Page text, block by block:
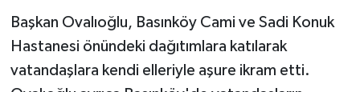
Başkan Ovalıoğlu, Basınköy Cami ve Sadi Konuk
Hastanesi önündeki dağıtımlara katılarak
vatandaşlara kendi elleriyle aşure ikram etti.